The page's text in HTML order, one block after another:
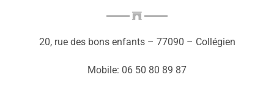
20, rue des bons enfants – 77090 – Collégien
Mobile: 06 50 80 89 87